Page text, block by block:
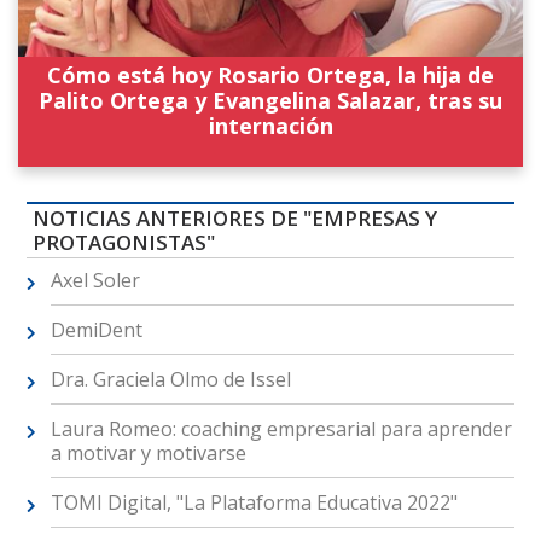
Cómo está hoy Rosario Ortega, la hija de
Palito Ortega y Evangelina Salazar, tras su
internación
NOTICIAS ANTERIORES DE "EMPRESAS Y
PROTAGONISTAS"
Axel Soler
DemiDent
Dra. Graciela Olmo de Issel
Laura Romeo: coaching empresarial para aprender
a motivar y motivarse
TOMI Digital, "La Plataforma Educativa 2022"